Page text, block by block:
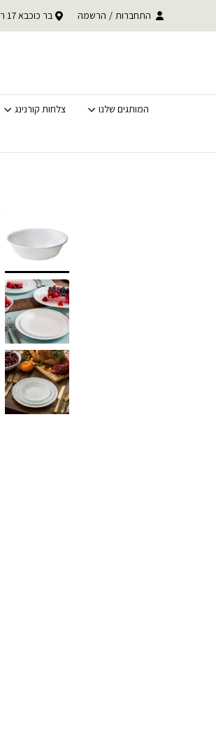
עד 30% הנחה על כל קטגוריית BACK TO SCHOOL
לסופ"ש בלבד
התחברות / הרשמה בר כוכבא 17 רחובות
המותגים שלנו צלחות קורנינג